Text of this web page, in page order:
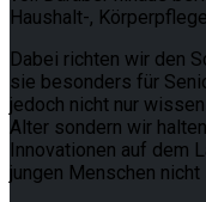
Haushalt-,
Dabei richten wir den
sie besonders für
jedoch nicht nur
Alter sondern wir
Innovationen auf dem
jungen Menschen